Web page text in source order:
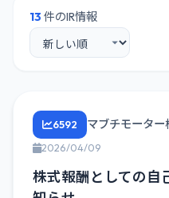
13 件のIR情報
6592 マブチモーター
2026/04/09
株式報酬としての自